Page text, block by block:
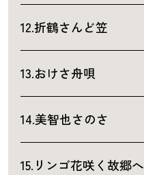
12.折鶴さんど笠
13.おけさ舟唄
14.美智也さのさ
15.リンゴ花咲く故郷へ